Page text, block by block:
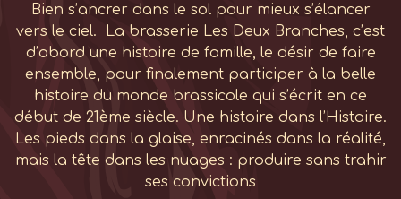
Bien s’ancrer dans le sol pour mieux s’élancer
vers le ciel. La brasserie Les Deux Branches, c’est
d’abord une histoire de famille, le désir de faire
ensemble, pour finalement participer à la belle
histoire du monde brassicole qui s’écrit en ce
début de 21ème siècle. Une histoire dans l’Histoire.
Les pieds dans la glaise, enracinés dans la réalité,
mais la tête dans les nuages : produire sans trahir
ses convictions